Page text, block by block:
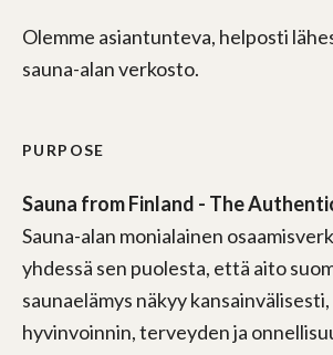
Olemme asiantunteva, helposti
sauna-alan verkosto.
PURPOSE
Sauna from Finland - The
Sauna-alan monialainen
yhdessä sen puolesta, että aito
saunaelämys näkyy
hyvinvoinnin, terveyden ja